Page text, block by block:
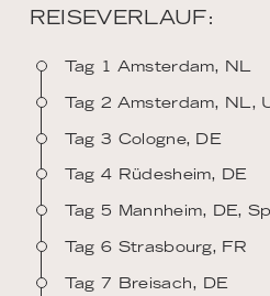
REISEVERLAUF:
Tag 1 Amsterdam, NL
Tag 2 Amsterdam, NL,
Tag 3 Cologne, DE
Tag 4 Rüdesheim, DE
Tag 5 Mannheim, DE,
Tag 6 Strasbourg, FR
Tag 7 Breisach, DE